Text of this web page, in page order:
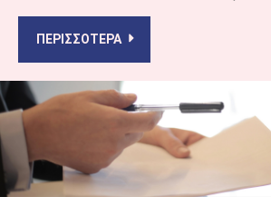
ΠΕΡΙΣΣΟΤΕΡΑ